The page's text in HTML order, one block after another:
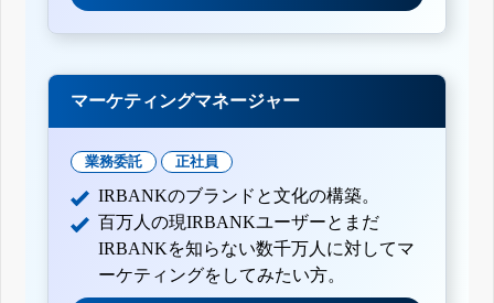
マーケティングマネージャー
業務委託 正社員
IRBANKのブランドと文化の構築。
百万人の現IRBANKユーザーとまだ
IRBANKを知らない数千万人に対してマ
ーケティングをしてみたい方。